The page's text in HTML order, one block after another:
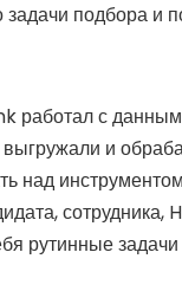
подбора и
работал с
и
над
рутинные